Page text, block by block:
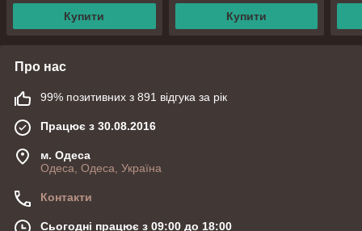
Купити Купити
Про нас
99% позитивних з 891 відгука за рік
Працює з 30.08.2016
м. Одеса
Одеса, Одеса, Україна
Контакти
Сьогодні працює з 09:00 до 18:00